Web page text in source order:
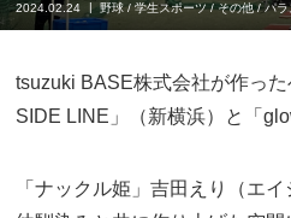
2024.02.24 野球 /学生スポーツ/その他/ パ
tsuzuki BASE株式会社が作っ
SIDE LINE」（新横浜）と「
「ナックル姫」吉田えり（エ